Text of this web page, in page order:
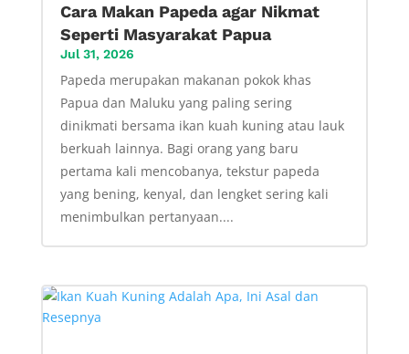
Cara Makan Papeda agar Nikmat
Seperti Masyarakat Papua
Jul 31, 2026
Papeda merupakan makanan pokok khas
Papua dan Maluku yang paling sering
dinikmati bersama ikan kuah kuning atau lauk
berkuah lainnya. Bagi orang yang baru
pertama kali mencobanya, tekstur papeda
yang bening, kenyal, dan lengket sering kali
menimbulkan pertanyaan....